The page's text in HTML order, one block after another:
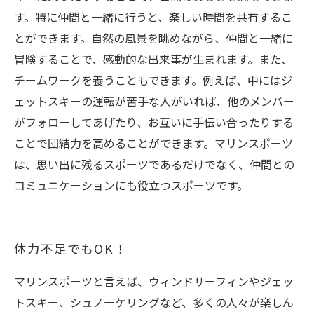
す。特に仲間と一緒に行うと、楽しい時間を共有するこ
とができます。自然の風景を眺めながら、仲間と一緒に
冒険することで、感動的な出来事が生まれます。また、
チームワークを養うこともできます。例えば、中にはジ
ェットスキーの運転が苦手な人がいれば、他のメンバー
がフォローしてあげたり、お互いに手伝い合ったりする
ことで団結力を高めることができます。マリンスポーツ
は、思い出に残るスポーツであるだけでなく、仲間との
コミュニケーションにも役立つスポーツです。
体力不足でもOK！
マリンスポーツと言えば、ウィンドサーフィンやジェッ
トスキー、シュノーケリングなど、多くの人々が楽しん